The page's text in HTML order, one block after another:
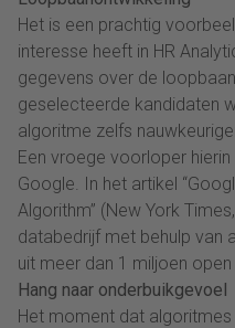
Het is een prachtig
interesse heeft in HR
gegevens over de
geselecteerde kandidaten
algoritme zelfs
Een vroege voorloper
Google. In het artikel
Algorithm” (New York
databedrijf met behulp van
uit meer dan 1 miljoen
Hang naar onderbuikgevoel
Het moment dat